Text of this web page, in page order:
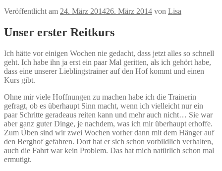
Veröffentlicht am 24. März 201426. März 2014 von Lisa
Unser erster Reitkurs
Ich hätte vor einigen Wochen nie gedacht, dass jetzt alles so schnell
geht. Ich habe ihn ja erst ein paar Mal geritten, als ich gehört habe,
dass eine unserer Lieblingstrainer auf den Hof kommt und einen
Kurs gibt.
Ohne mir viele Hoffnungen zu machen habe ich die Trainerin
gefragt, ob es überhaupt Sinn macht, wenn ich vielleicht nur ein
paar Schritte geradeaus reiten kann und mehr auch nicht… Sie war
aber ganz guter Dinge, je nachdem, was ich mir überhaupt erhoffe.
Zum Üben sind wir zwei Wochen vorher dann mit dem Hänger auf
den Berghof gefahren. Dort hat er sich schon vorbildlich verhalten,
auch die Fahrt war kein Problem. Das hat mich natürlich schon mal
ermutigt.